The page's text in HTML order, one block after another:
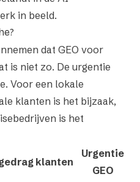
in beeld.
dat GEO voor
is niet zo. De urgentie
Voor een lokale
klanten is het bijzaak,
is het
klanten
Urgentie
GEO